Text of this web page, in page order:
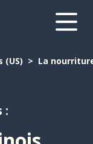
(US) La
: